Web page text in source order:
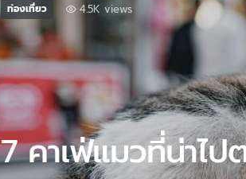
ท่องเที่ยว 4.5K views
7 คาเฟ่แมวที่น่าไป